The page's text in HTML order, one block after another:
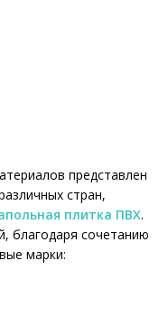
представлен
стран,
плитка ПВХ.
благодаря сочетанию
марки: